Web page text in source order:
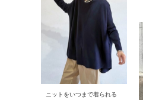
ニットをいつまで着られる